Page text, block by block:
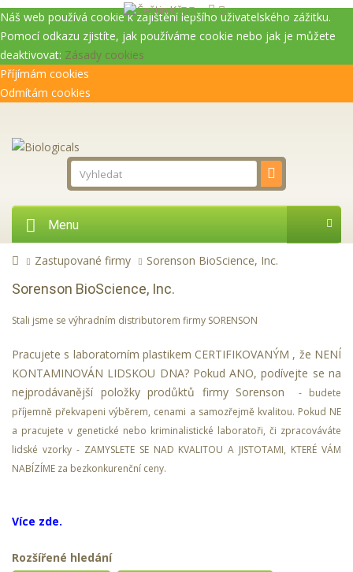
Náš web používá cookie k zajištění lepšího uživatelského zážitku.
Pomocí odkazu zjistíte, jak používáme cookie nebo jak je můžete
deaktivovat: Zásady cookies
Příjímám cookies
Odmítám cookies
Menu
Kč
Zastupované firmy Sorenson BioScience, Inc.
Sorenson BioScience, Inc.
Stali jsme se výhradním distributorem firmy SORENSON
Pracujete s laboratorním plastikem CERTIFIKOVANÝM , že NENÍ
KONTAMINOVÁN LIDSKOU DNA? Pokud ANO, podívejte se na
nejprodávanější položky prodůktů firmy Sorenson
- budete
příjemně překvapeni výběrem, cenami a samozřejmě kvalitou. Pokud NE
a pracujete v genetické nebo kriminalistické laboratoři, či zpracováváte
lidské vzorky - ZAMYSLETE SE NAD KVALITOU A JISTOTAMI, KTERÉ VÁM
NABÍZÍME za bezkonkurenční ceny.
Více zde.
Rozšířené hledání